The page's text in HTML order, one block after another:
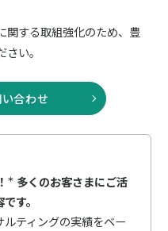
関する取組強化のため、豊
い。
合わせ
＊ 多くのお客さまにご活
す。
ティングの実績をベー